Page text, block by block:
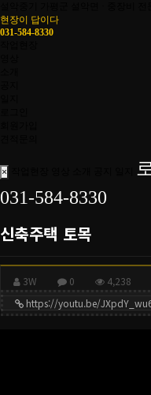
현장이 답이다
031-584-8330
×
031-584-8330
신축주택 토목
3W 0 4,238
https://youtu.be/